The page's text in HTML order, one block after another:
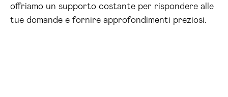
offriamo un supporto costante per rispondere alle
tue domande e fornire approfondimenti preziosi.